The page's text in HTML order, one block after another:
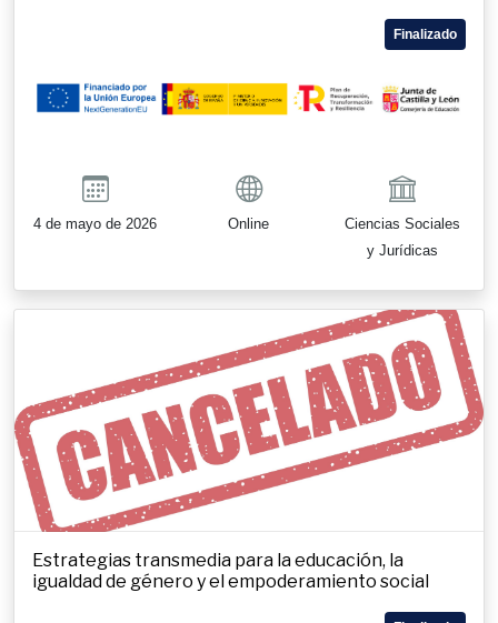
Finalizado
4 de mayo de 2026 Online
Ciencias Sociales
y Jurídicas
Estrategias transmedia para la educación, la
igualdad de género y el empoderamiento social